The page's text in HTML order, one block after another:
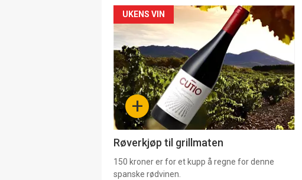
Forsiden
akkurat
nå
-
4 +
UKENS VIN
Røverkjøp til grillmaten
150 kroner er for et kupp å regne for denne
spanske rødvinen.